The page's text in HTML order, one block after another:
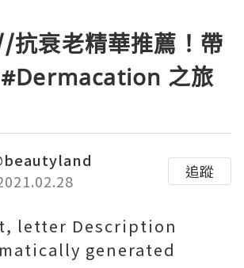
衰老精華推薦！帶
之旅
追蹤